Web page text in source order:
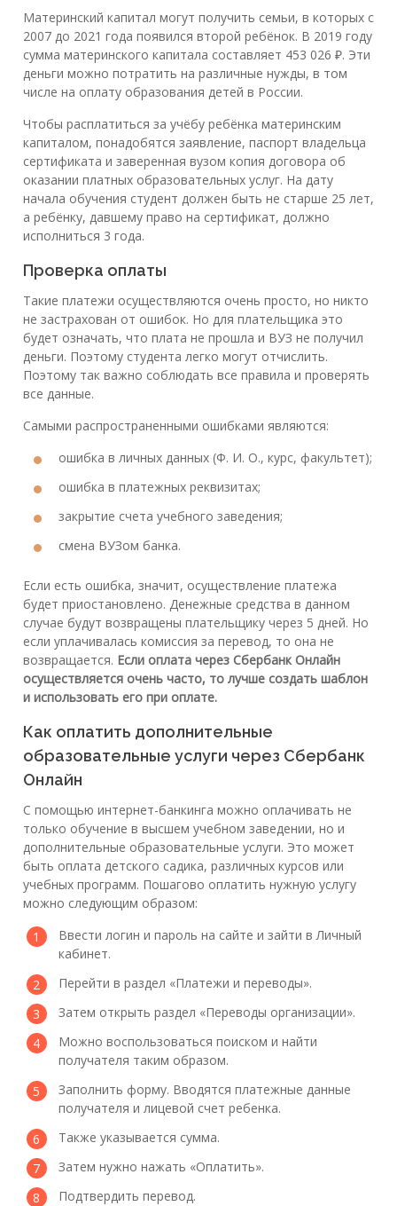
Материнский капитал могут получить семьи, в которых с
2007 до 2021 года появился второй ребёнок. В 2019 году
сумма материнского капитала составляет 453 026 ₽. Эти
деньги можно потратить на различные нужды, в том
числе на оплату образования детей в России.
Чтобы расплатиться за учёбу ребёнка материнским
капиталом, понадобятся заявление, паспорт владельца
сертификата и заверенная вузом копия договора об
оказании платных образовательных услуг. На дату
начала обучения студент должен быть не старше 25 лет,
а ребёнку, давшему право на сертификат, должно
исполниться 3 года.
Проверка оплаты
Такие платежи осуществляются очень просто, но никто
не застрахован от ошибок. Но для плательщика это
будет означать, что плата не прошла и ВУЗ не получил
деньги. Поэтому студента легко могут отчислить.
Поэтому так важно соблюдать все правила и проверять
все данные.
Самыми распространенными ошибками являются:
ошибка в личных данных (Ф. И. О., курс, факультет);
ошибка в платежных реквизитах;
закрытие счета учебного заведения;
смена ВУЗом банка.
Если есть ошибка, значит, осуществление платежа
будет приостановлено. Денежные средства в данном
случае будут возвращены плательщику через 5 дней. Но
если уплачивалась комиссия за перевод, то она не
возвращается. Если оплата через Сбербанк Онлайн
осуществляется очень часто, то лучше создать шаблон
и использовать его при оплате.
Как оплатить дополнительные
образовательные услуги через Сбербанк
Онлайн
С помощью интернет-банкинга можно оплачивать не
только обучение в высшем учебном заведении, но и
дополнительные образовательные услуги. Это может
быть оплата детского садика, различных курсов или
учебных программ. Пошагово оплатить нужную услугу
можно следующим образом:
Ввести логин и пароль на сайте и зайти в Личный
кабинет.
Перейти в раздел «Платежи и переводы».
Затем открыть раздел «Переводы организации».
Можно воспользоваться поиском и найти
получателя таким образом.
Заполнить форму. Вводятся платежные данные
получателя и лицевой счет ребенка.
Также указывается сумма.
Затем нужно нажать «Оплатить».
Подтвердить перевод.